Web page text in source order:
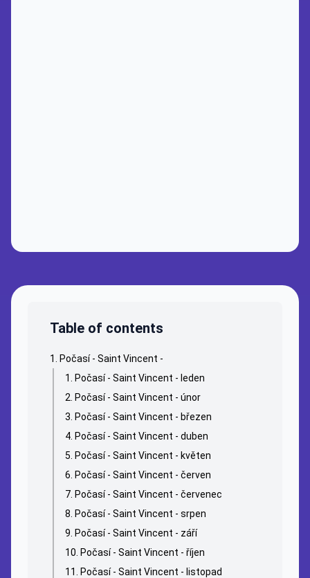
Table of contents
Počasí - Saint Vincent -
Počasí - Saint Vincent - leden
Počasí - Saint Vincent - únor
Počasí - Saint Vincent - březen
Počasí - Saint Vincent - duben
Počasí - Saint Vincent - květen
Počasí - Saint Vincent - červen
Počasí - Saint Vincent - červenec
Počasí - Saint Vincent - srpen
Počasí - Saint Vincent - září
Počasí - Saint Vincent - říjen
Počasí - Saint Vincent - listopad